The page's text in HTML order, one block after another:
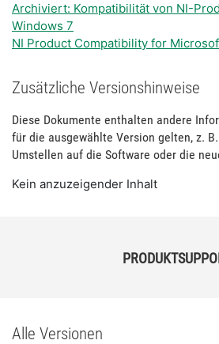
Archiviert: Kompatibilität von NI-
Windows 7
NI Product Compatibility for
Zusätzliche Versionshinweise
Diese Dokumente enthalten andere
für die ausgewählte Version gelten, z.
Umstellen auf die Software oder die
Kein anzuzeigender Inhalt
Alle Versionen